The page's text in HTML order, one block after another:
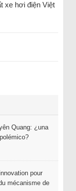
xe hơi điện Việt
Quang: ¿una
pour
mécanisme de